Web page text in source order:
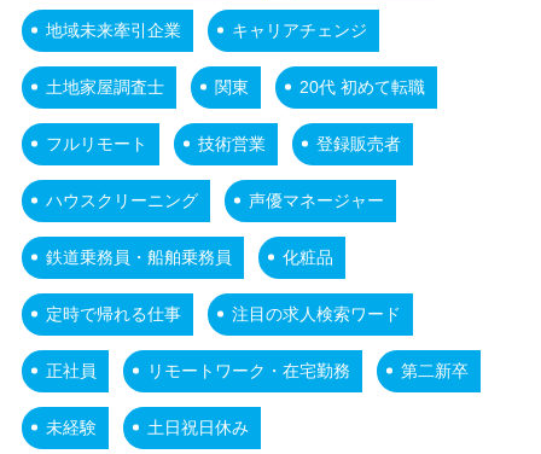
地域未来牽引企業 キャリアチェンジ
土地家屋調査士 関東 20代 初めて転職
フルリモート 技術営業 登録販売者
ハウスクリーニング 声優マネージャー
鉄道乗務員・船舶乗務員 化粧品
定時で帰れる仕事 注目の求人検索ワード
正社員 リモートワーク・在宅勤務 第二新卒
未経験 土日祝日休み